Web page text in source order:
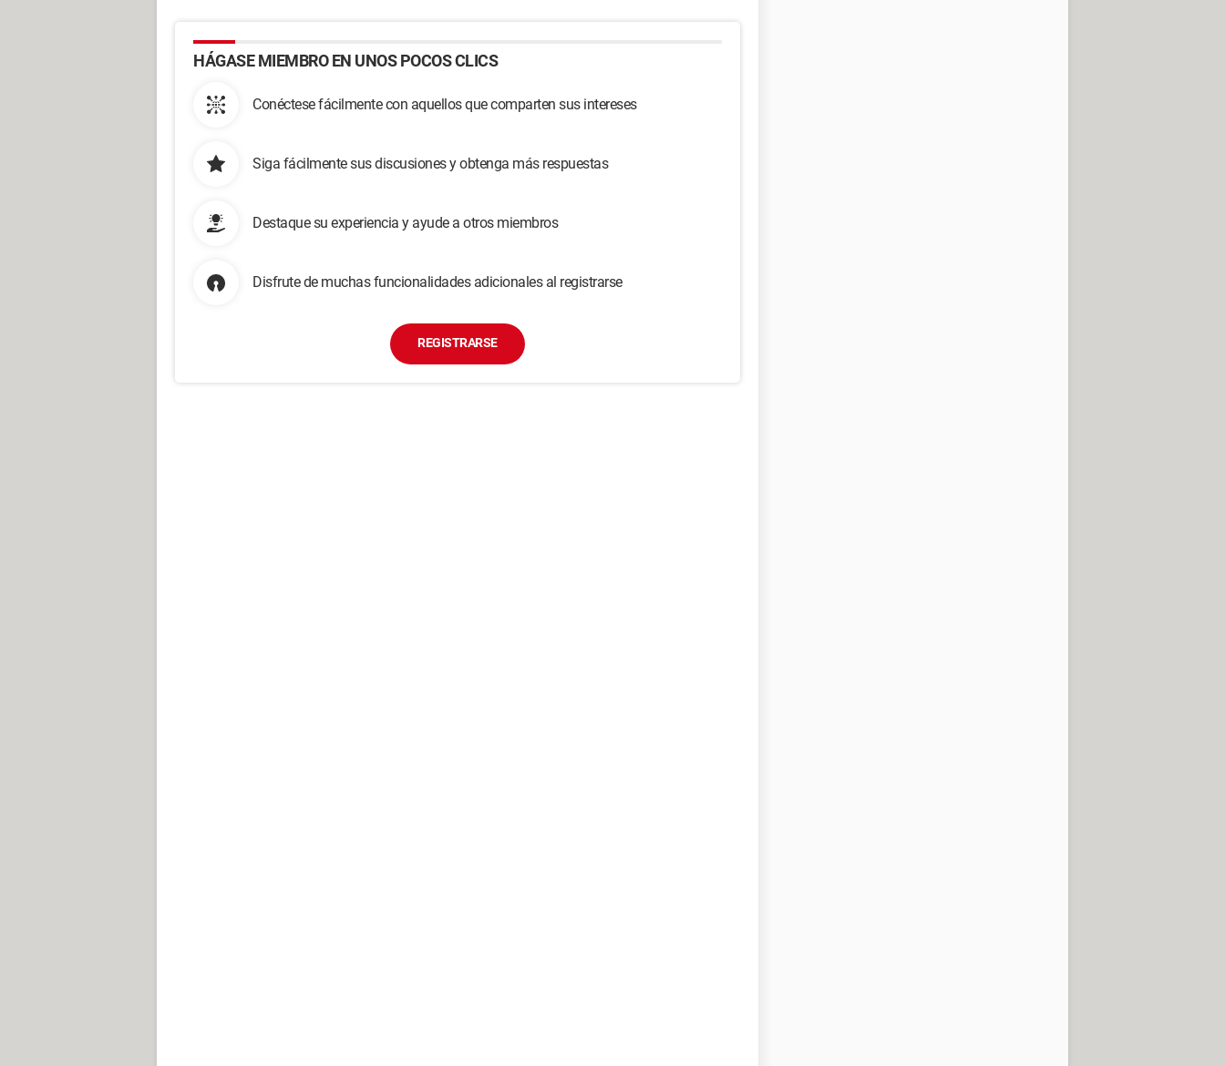
HÁGASE MIEMBRO EN UNOS POCOS CLICS
Conéctese fácilmente con aquellos que comparten sus intereses
Siga fácilmente sus discusiones y obtenga más respuestas
Destaque su experiencia y ayude a otros miembros
Disfrute de muchas funcionalidades adicionales al registrarse
REGISTRARSE